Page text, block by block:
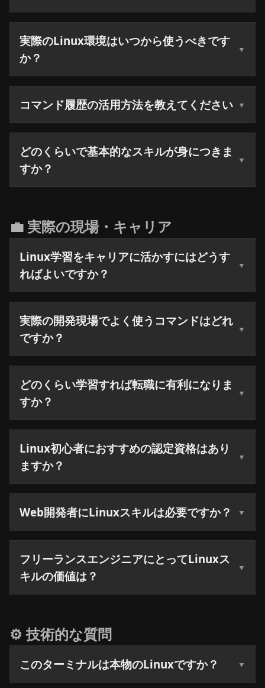
実際のLinux環境はいつから使うべきです
か？
コマンド履歴の活用方法を教えてください
どのくらいで基本的なスキルが身につきま
すか？
💼 実際の現場・キャリア
Linux学習をキャリアに活かすにはどうす
ればよいですか？
実際の開発現場でよく使うコマンドはどれ
ですか？
どのくらい学習すれば転職に有利になりま
すか？
Linux初心者におすすめの認定資格はあり
ますか？
Web開発者にLinuxスキルは必要ですか？
フリーランスエンジニアにとってLinuxス
キルの価値は？
⚙️ 技術的な質問
このターミナルは本物のLinuxですか？